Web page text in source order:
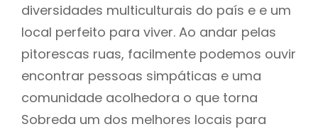
diversidades multiculturais do país e e um
local perfeito para viver. Ao andar pelas
pitorescas ruas, facilmente podemos ouvir
encontrar pessoas simpáticas e uma
comunidade acolhedora o que torna
Sobreda um dos melhores locais para